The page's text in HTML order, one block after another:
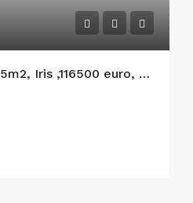
Vand ap. 2 cam, 43.5m2, Iris ,116500 euro, optional parcare cu CF.